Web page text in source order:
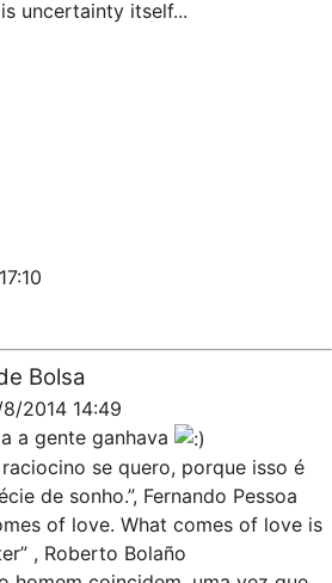
uncertainty itself...
Bolsa
2014 14:49
a gente ganhava
se quero, porque isso é
de sonho.”, Fernando Pessoa
of love. What comes of love is
, Roberto Bolaño